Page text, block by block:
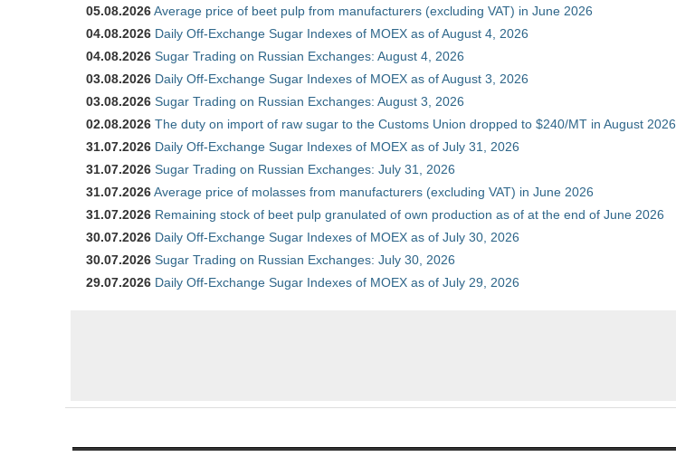
05.08.2026Average price of beet pulp from manufacturers (excluding VAT) in June 2026
04.08.2026 Daily Off-Exchange Sugar Indexes of MOEX as of August 4, 2026
04.08.2026 Sugar Trading on Russian Exchanges: August 4, 2026
03.08.2026 Daily Off-Exchange Sugar Indexes of MOEX as of August 3, 2026
03.08.2026 Sugar Trading on Russian Exchanges: August 3, 2026
02.08.2026 The duty on import of raw sugar to the Customs Union dropped to $240/MT in August 2026
31.07.2026 Daily Off-Exchange Sugar Indexes of MOEX as of July 31, 2026
31.07.2026 Sugar Trading on Russian Exchanges: July 31, 2026
31.07.2026Average price of molasses from manufacturers (excluding VAT) in June 2026
31.07.2026 Remaining stock of beet pulp granulated of own production as of at the end of June 2026
30.07.2026 Daily Off-Exchange Sugar Indexes of MOEX as of July 30, 2026
30.07.2026 Sugar Trading on Russian Exchanges: July 30, 2026
29.07.2026 Daily Off-Exchange Sugar Indexes of MOEX as of July 29, 2026